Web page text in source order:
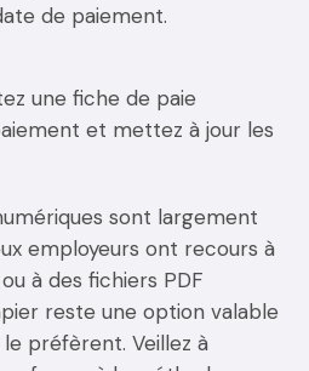
de paiement.
une fiche de paie
et mettez à jour les
sont largement
employeurs ont recours à
à des fichiers PDF
reste une option valable
préfèrent. Veillez à